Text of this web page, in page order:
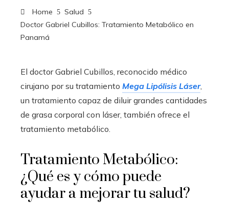
Home
Salud
Doctor Gabriel Cubillos: Tratamiento Metabólico en
Panamá
El doctor Gabriel Cubillos, reconocido médico
cirujano por su tratamiento Mega Lipólisis Láser,
un tratamiento capaz de diluir grandes cantidades
de grasa corporal con láser, también ofrece el
tratamiento metabólico.
Tratamiento Metabólico:
¿Qué es y cómo puede
ayudar a mejorar tu salud?